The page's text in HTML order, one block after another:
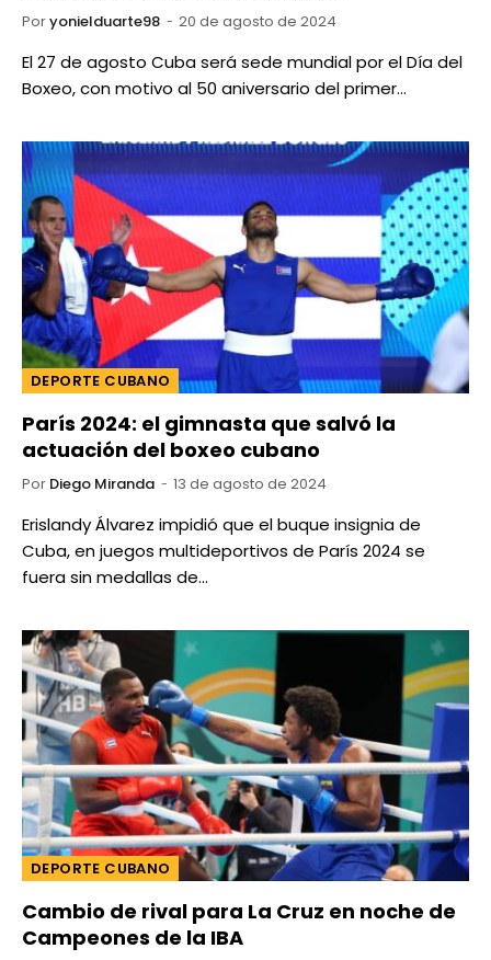
Poryonielduarte98 20 de agosto de 2024
El 27 de agosto Cuba será sede mundial por el Día del
Boxeo, con motivo al 50 aniversario del primer…
DEPORTE CUBANO
París 2024: el gimnasta que salvó la
actuación del boxeo cubano
Por Diego Miranda 13 de agosto de 2024
Erislandy Álvarez impidió que el buque insignia de
Cuba, en juegos multideportivos de París 2024 se
fuera sin medallas de…
DEPORTE CUBANO
Cambio de rival para La Cruz en noche de
Campeones de la IBA